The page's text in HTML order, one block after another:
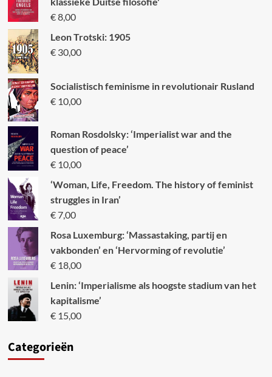
€8,00
Leon Trotski: 1905
€30,00
Socialistisch feminisme in revolutionair Rusland
€10,00
Roman Rosdolsky: ‘Imperialist war and the
question of peace’
€10,00
‘Woman, Life, Freedom. The history of feminist
struggles in Iran’
€7,00
Rosa Luxemburg: ‘Massastaking, partij en
vakbonden’ en ‘Hervorming of revolutie’
€18,00
Lenin: ‘Imperialisme als hoogste stadium van het
kapitalisme’
€15,00
Categorieën